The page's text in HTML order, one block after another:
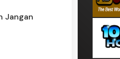
Jangan